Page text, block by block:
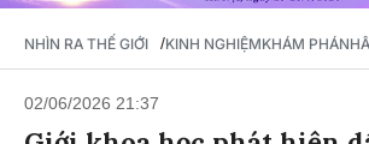
NHÌN RA THẾ GIỚI /KINH NGHIỆMKHÁM PHÁ
02/06/2026 21:37